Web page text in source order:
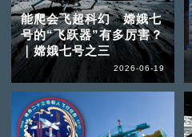
能爬会飞超科幻 嫦娥七
号的“飞跃器”有多厉害？
｜嫦娥七号之三
2026-06-19